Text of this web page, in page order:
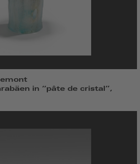
in “pâte de cristal”,